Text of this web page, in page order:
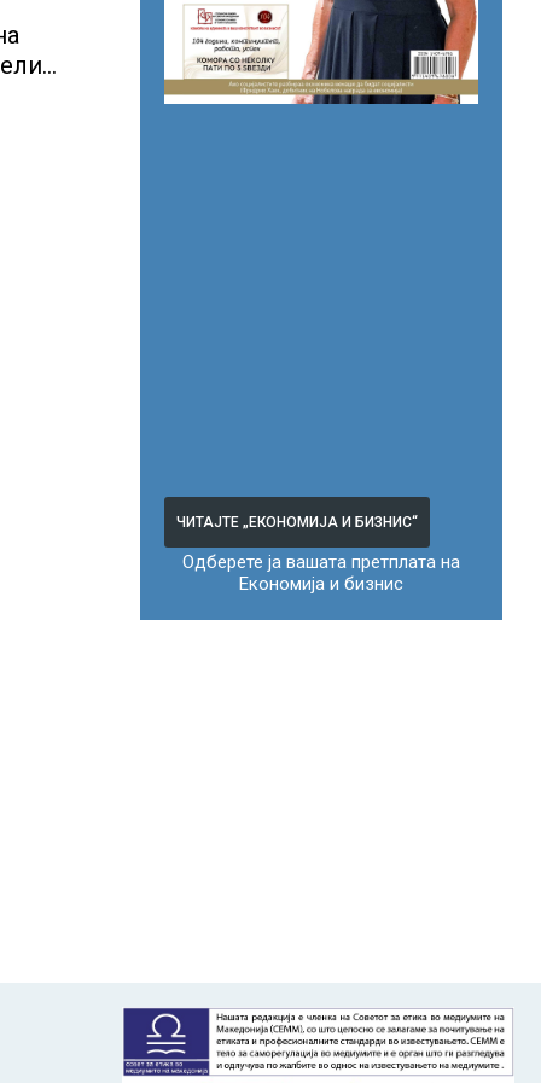
ЧИТАЈТЕ „ЕКОНОМИЈА И БИЗНИС“
Одберете ја вашата претплата на
Економија и бизнис